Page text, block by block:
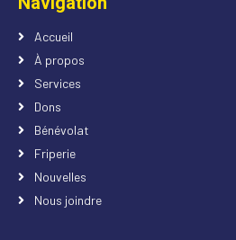
Accueil
À propos
Services
Dons
Bénévolat
Friperie
Nouvelles
Nous joindre